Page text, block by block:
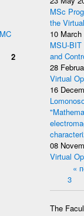
2
MSc
the
10 March
MSU-
and
28
Virtual
16
08
Virtual
Pages«
3
The